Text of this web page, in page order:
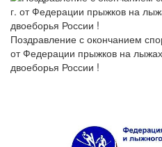
Поздравление с окончанием
от Федерации прыжков на
двоеборья России !